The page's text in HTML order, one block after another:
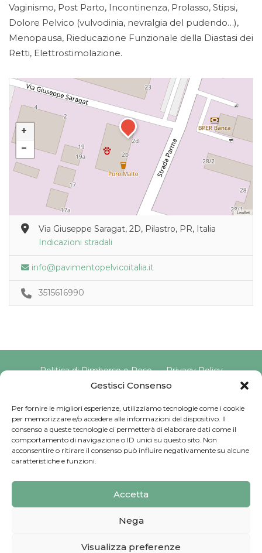
Gestisci Consenso
Per fornire le migliori esperienze, utilizziamo tecnologie come i cookie
per memorizzare e/o accedere alle informazioni del dispositivo. Il
consenso a queste tecnologie ci permetterà di elaborare dati come il
comportamento di navigazione o ID unici su questo sito. Non
acconsentire o ritirare il consenso può influire negativamente su alcune
caratteristiche e funzioni.
Accetta
Nega
Visualizza preferenze
Vaginismo, Post Parto, Incontinenza, Prolasso, Stipsi,
Dolore Pelvico (vulvodinia, nevralgia del pudendo…),
Menopausa, Rieducazione Funzionale della Diastasi dei
Retti, Elettrostimolazione.
Leaflet
Via Giuseppe Saragat, 2D, Pilastro, PR, Italia
Indicazioni stradali
info@pavimentopelvicoitalia.it
3515616990
Politica di Rimborso e Reso
Privacy Policy
Cookie Policy
Copyright © 2025 Pavimento Pelvico Italia beAPPI srl |
Indirizzo: Via Cassia 1827 Int. A, 00123 Roma (RM) |
P.IVA: 16569171008 | Email PEC:
pavimentopelvicoitalia@pec.it | Codice Univoco: